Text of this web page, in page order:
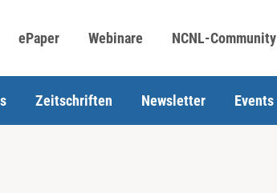
ePaper Webinare NCNL-Community
Zeitschriften Newsletter Events